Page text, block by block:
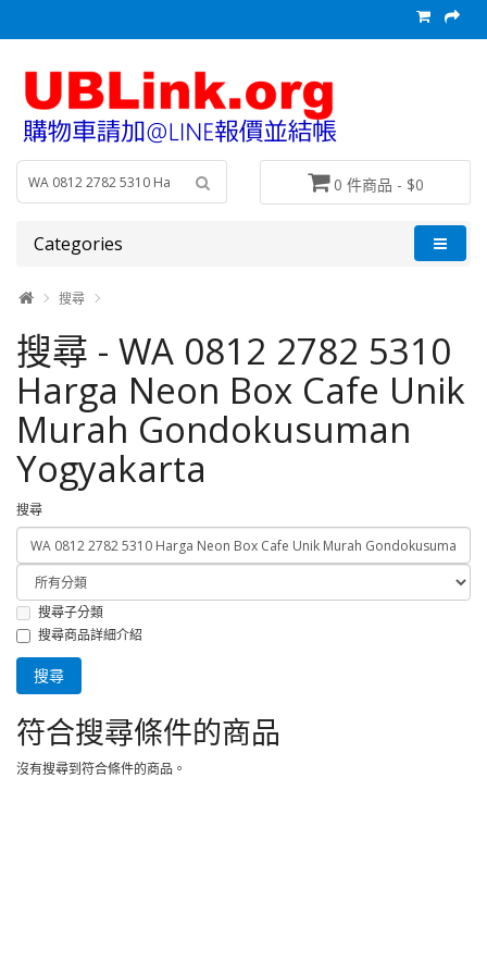
0 件商品 - $0
Categories
搜尋
搜尋 - WA 0812 2782 5310
Harga Neon Box Cafe Unik
Murah Gondokusuman
Yogyakarta
搜尋
搜尋子分類
搜尋商品詳細介紹
符合搜尋條件的商品
沒有搜尋到符合條件的商品。